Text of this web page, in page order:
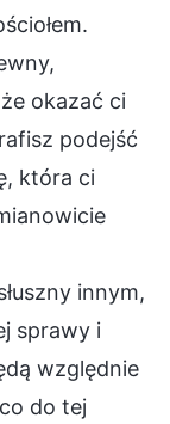
okazać ci
podejść
która ci
innym,
sprawy i
względnie
do tej